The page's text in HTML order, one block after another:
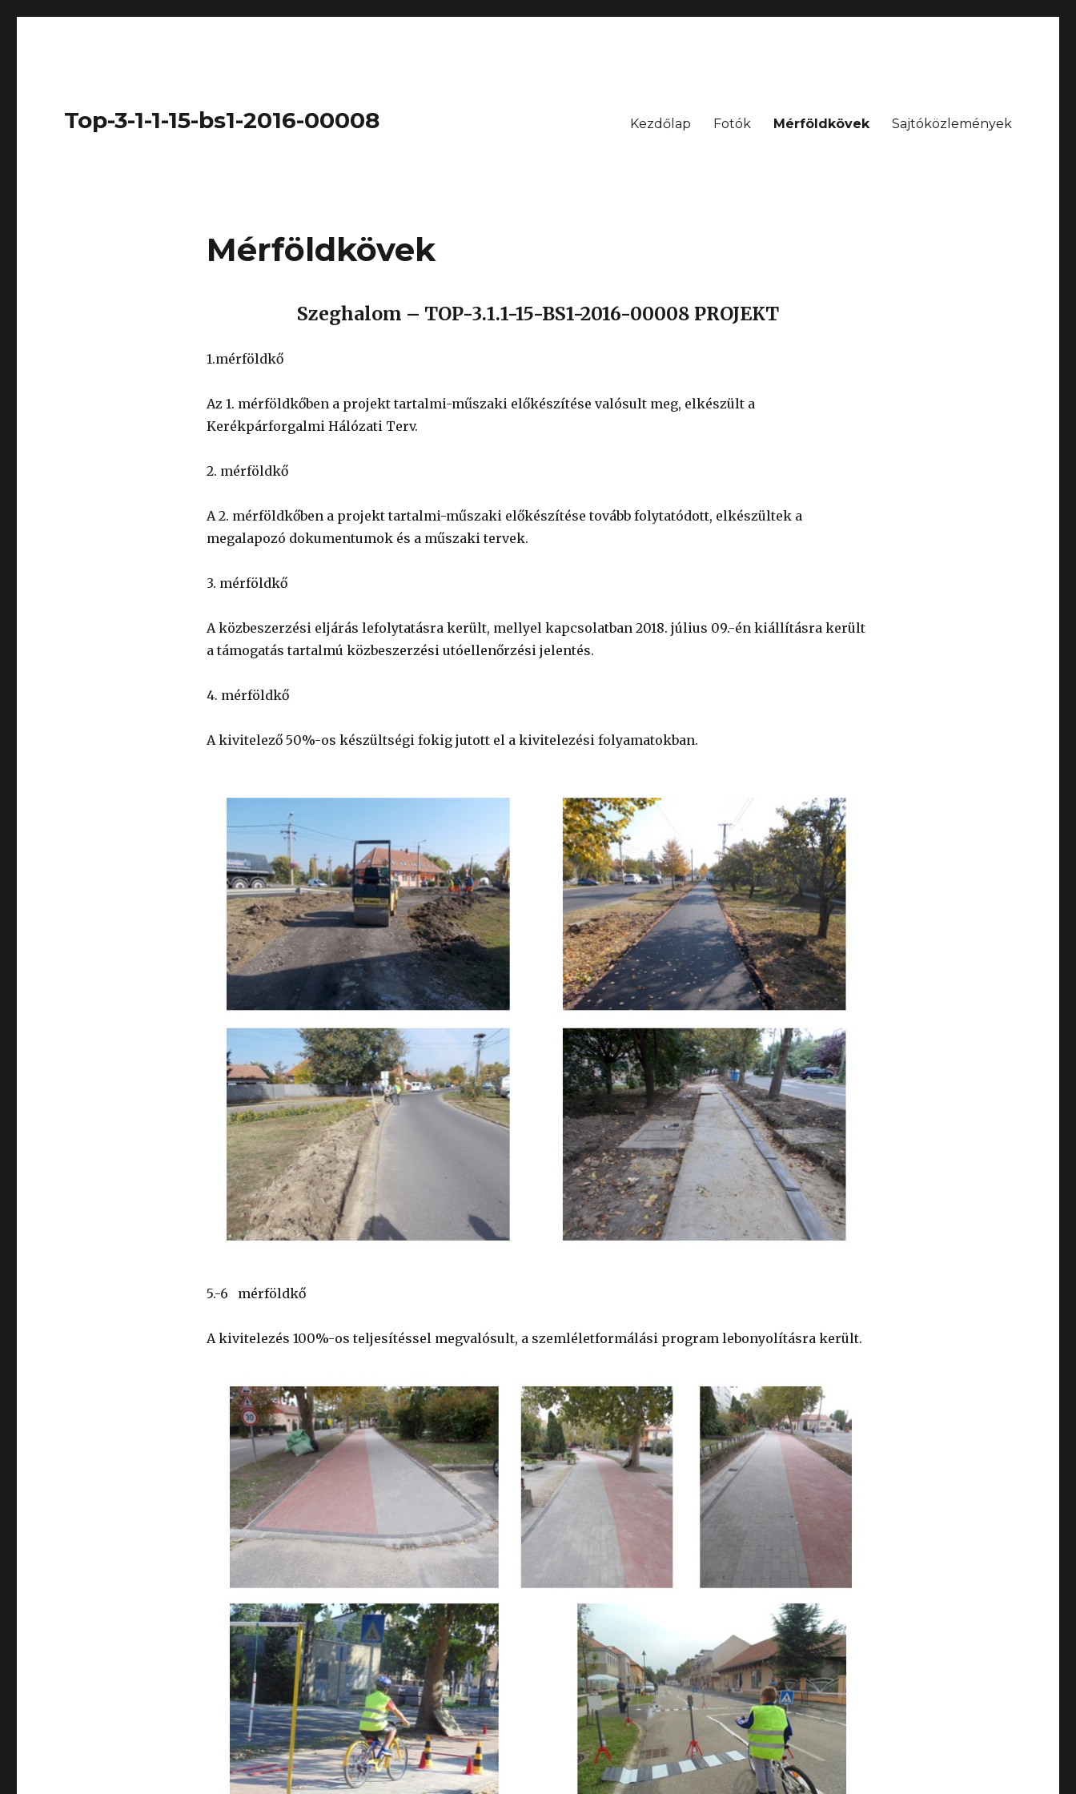
Top-3-1-1-15-bs1-2016-00008 Kezdőlap Fotók Mérföldkövek Sajtóközlemények
Mérföldkövek
Szeghalom – TOP-3.1.1-15-BS1-2016-00008 PROJEKT
1.mérföldkő
Az 1. mérföldkőben a projekt tartalmi-műszaki előkészítése valósult meg, elkészült a
Kerékpárforgalmi Hálózati Terv.
2. mérföldkő
A 2. mérföldkőben a projekt tartalmi-műszaki előkészítése tovább folytatódott, elkészültek a
megalapozó dokumentumok és a műszaki tervek.
3. mérföldkő
A közbeszerzési eljárás lefolytatásra került, mellyel kapcsolatban 2018. július 09.-én kiállításra került
a támogatás tartalmú közbeszerzési utóellenőrzési jelentés.
4. mérföldkő
A kivitelező 50%-os készültségi fokig jutott el a kivitelezési folyamatokban.
5.-6 mérföldkő
A kivitelezés 100%-os teljesítéssel megvalósult, a szemléletformálási program lebonyolításra került.